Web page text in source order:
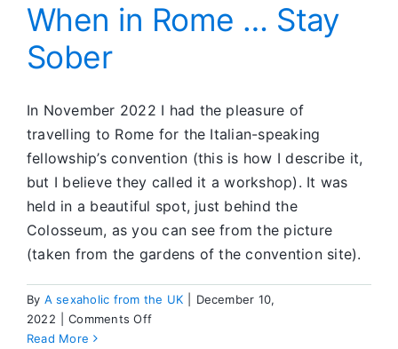
When in Rome … Stay
Sober
In November 2022 I had the pleasure of
travelling to Rome for the Italian-speaking
fellowship’s convention (this is how I describe it,
but I believe they called it a workshop). It was
held in a beautiful spot, just behind the
Colosseum, as you can see from the picture
(taken from the gardens of the convention site).
By A sexaholic from the UK
December 10,
2022
Comments Offon
Read More